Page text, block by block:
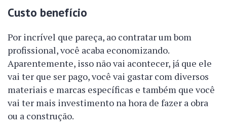
Custo benefício
Por incrível que pareça, ao contratar um bom
profissional, você acaba economizando.
Aparentemente, isso não vai acontecer, já que ele
vai ter que ser pago, você vai gastar com diversos
materiais e marcas específicas e também que você
vai ter mais investimento na hora de fazer a obra
ou a construção.